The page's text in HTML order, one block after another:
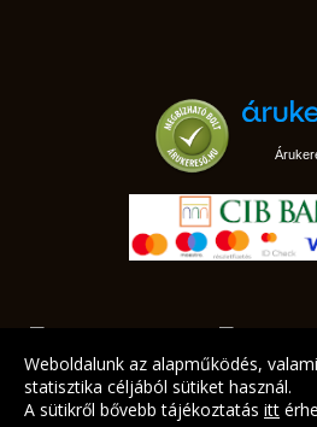
Weboldalunk az alapműködés,
statisztika céljából sütiket használ.
A sütikről bővebb tájékoztatás itt